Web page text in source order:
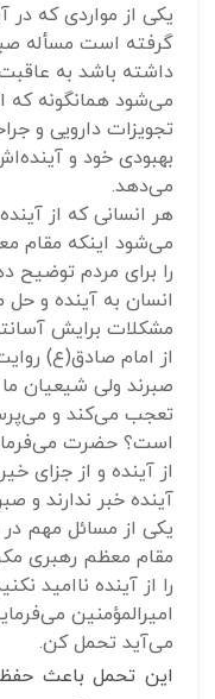
یکی از مواردی که در
گرفته است مسأله
داشته باشد به
می‌شود همانگونه که
تجویزات دارویی و
بهبودی خود و
می‌دهد.
هر انسانی که از
می‌شود اینکه مقام
را برای مردم
انسان به آینده و
مشکلات برایش
از امام صادق(ع)
صبرند ولی شیعیان
تعجب می‌کند و
است؟ حضرت
از آینده و از جزای
آینده خبر ندارند و
یکی از مسائل مهم در
را از آینده ناامید
امیرالمؤمنین
می‌آید تحمل کن.
این تحمل باعث حفظ